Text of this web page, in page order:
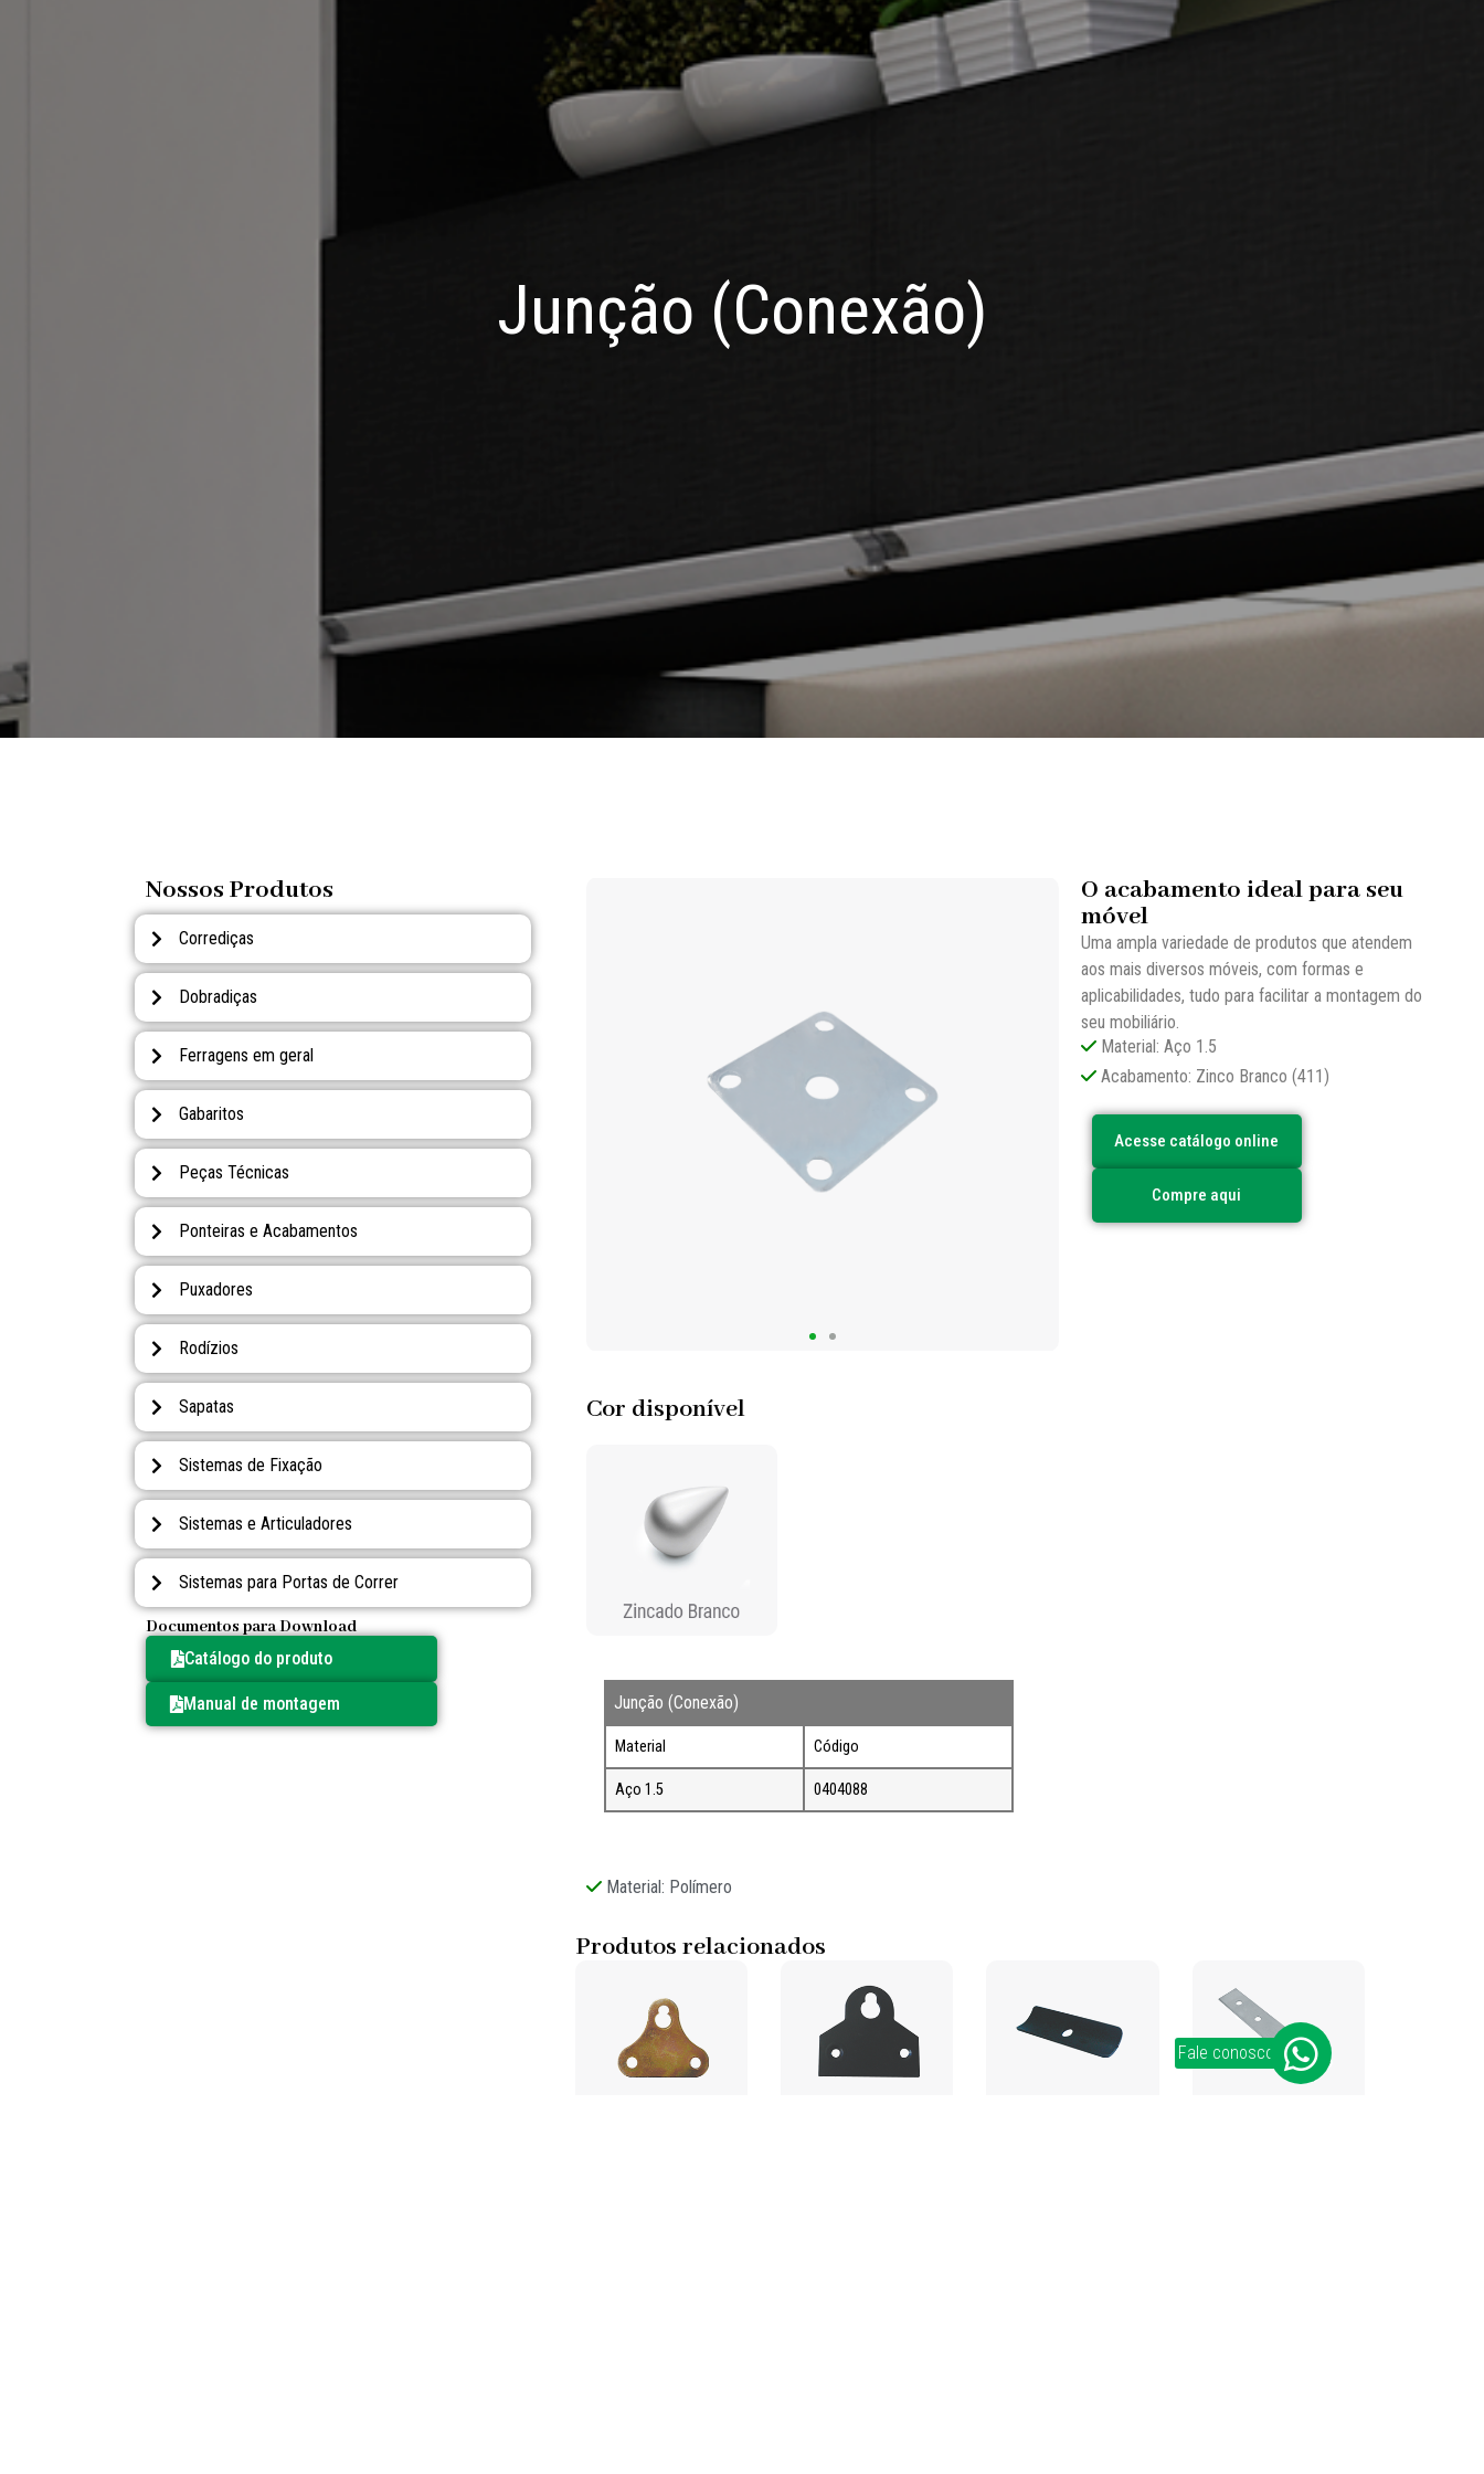
Junção (Conexão)
Nossos Produtos
Corrediças
Dobradiças
Ferragens em geral
Gabaritos
Peças Técnicas
Ponteiras e Acabamentos
Puxadores
Rodízios
Sapatas
Sistemas de Fixação
Sistemas e Articuladores
Sistemas para Portas de Correr
Documentos para Download
Catálogo do produto
Manual de montagem
O acabamento ideal para seu
móvel
Uma ampla variedade de produtos que atendem
aos mais diversos móveis, com formas e
aplicabilidades, tudo para facilitar a montagem do
seu mobiliário.
Material: Aço 1.5
Acabamento: Zinco Branco (411)
Acesse catálogo online
Compre aqui
Cor disponível
Junção (Conexão)
Material Código
Aço 1.5 0404088
Material: Polímero
Produtos relacionados
Fale conosco